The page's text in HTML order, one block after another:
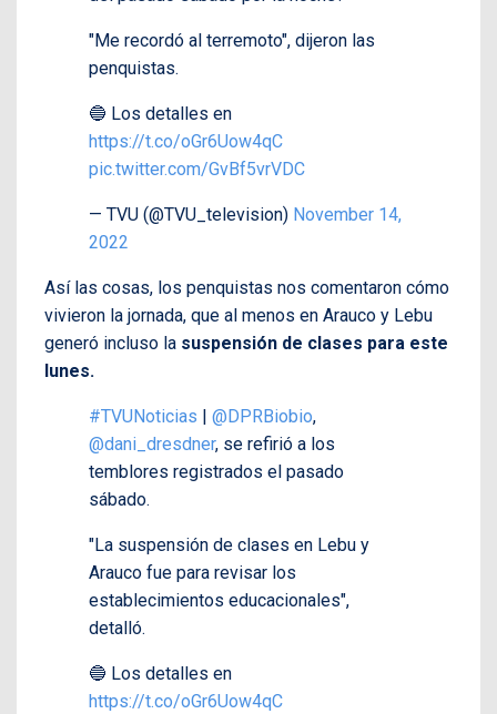
"Me recordó al terremoto", dijeron las
penquistas.
🔵 Los detalles en
https://t.co/oGr6Uow4qC
pic.twitter.com/GvBf5vrVDC
— TVU (@TVU_television) November 14,
2022
Así las cosas, los penquistas nos comentaron cómo
vivieron la jornada, que al menos en Arauco y Lebu
generó incluso la suspensión de clases para este
lunes.
#TVUNoticias | @DPRBiobio,
@dani_dresdner, se refirió a los
temblores registrados el pasado
sábado.
"La suspensión de clases en Lebu y
Arauco fue para revisar los
establecimientos educacionales",
detalló.
🔵 Los detalles en
https://t.co/oGr6Uow4qC